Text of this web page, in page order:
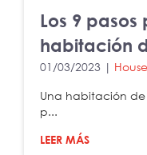
Los 9
habitación
01/03/2023 |
Una habitación
p...
LEER MÁS